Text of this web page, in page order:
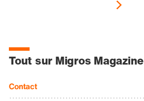
Tout sur Migros Magazine
Contact